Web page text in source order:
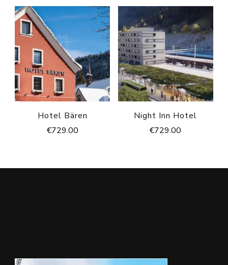
Hotel Bären
€729.00
Night Inn Hotel
€729.00